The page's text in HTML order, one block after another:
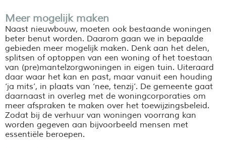
Meer mogelijk maken
Naast nieuwbouw, moeten ook bestaande woningen
beter benut worden. Daarom gaan we in bepaalde
gebieden meer mogelijk maken. Denk aan het delen,
splitsen of optoppen van een woning of het toestaan
van (pre)mantelzorgwoningen in eigen tuin. Uiteraard
daar waar het kan en past, maar vanuit een houding
‘ja mits’, in plaats van ‘nee, tenzij’. De gemeente gaat
daarnaast in overleg met de woningcorporaties om
meer afspraken te maken over het toewijzingsbeleid.
Zodat bij de verhuur van woningen voorrang kan
worden gegeven aan bijvoorbeeld mensen met
essentiële beroepen.